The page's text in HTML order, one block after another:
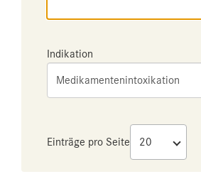
Indikation
Medikamentenintoxikation
Einträge pro Seite